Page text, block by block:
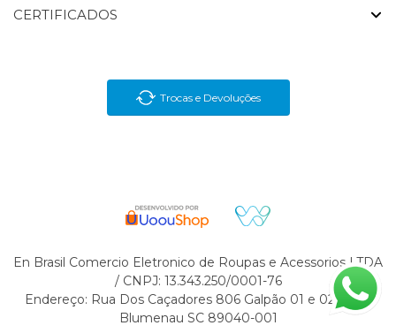
CERTIFICADOS
Trocas e Devoluções
En Brasil Comercio Eletronico de Roupas e Acessorios LTDA
/ CNPJ: 13.343.250/0001-76
Endereço: Rua Dos Caçadores 806 Galpão 01 e 02 Velha
Blumenau SC 89040-001